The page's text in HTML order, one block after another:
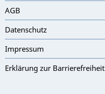
AGB
Datenschutz
Impressum
Erklärung zur Barrierefreiheit